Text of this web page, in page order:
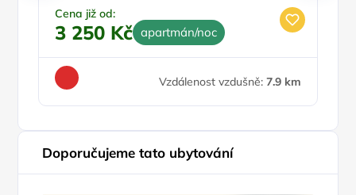
Cena již od:
3 250 Kč apartmán/noc
Vzdálenost vzdušně: 7.9 km
Doporučujeme tato ubytování